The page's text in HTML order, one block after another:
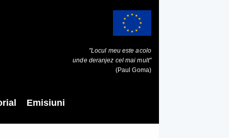
"Locul meu este acolo
unde deranjez cel mai mult"
(Paul Goma)
Emisiuni